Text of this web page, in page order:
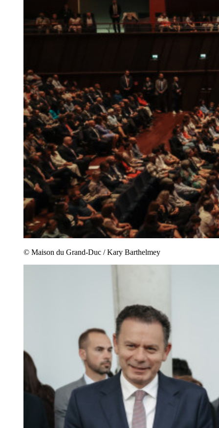
© Maison du Grand-Duc / Kary Barthelmey